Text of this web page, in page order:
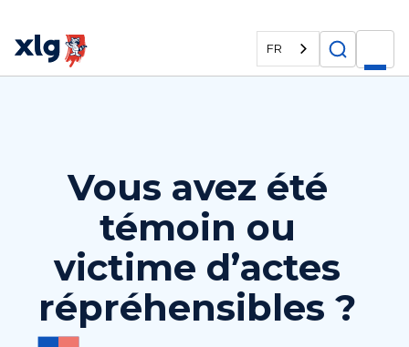
FR
Vous avez été
témoin ou
victime d’actes
répréhensibles ?